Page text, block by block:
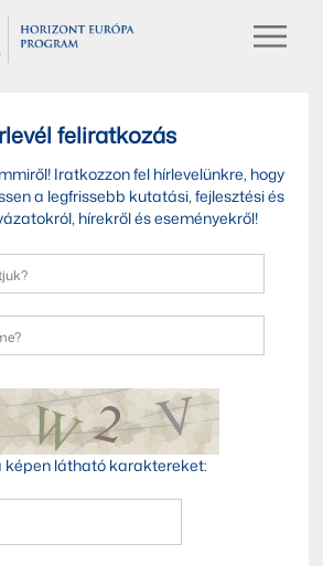
feliratkozás
Iratkozzon fel hírlevelünkre, hogy
a legfrissebb kutatási, fejlesztési és
hírekről és eseményekről!
képen látható karaktereket: